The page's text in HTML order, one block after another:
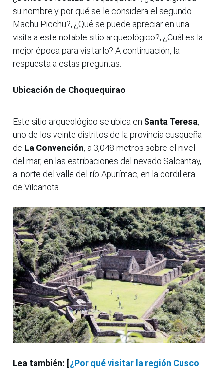
su nombre y por qué se le considera el segundo
Machu Picchu?, ¿Qué se puede apreciar en una
visita a este notable sitio arqueológico?, ¿Cuál es la
mejor época para visitarlo? A continuación, la
respuesta a estas preguntas.
Ubicación de Choquequirao
Este sitio arqueológico se ubica en Santa Teresa,
uno de los veinte distritos de la provincia cusqueña
de La Convención, a 3,048 metros sobre el nivel
del mar, en las estribaciones del nevado Salcantay,
al norte del valle del río Apurímac, en la cordillera
de Vilcanota.
Lea también: [¿Por qué visitar la región Cusco